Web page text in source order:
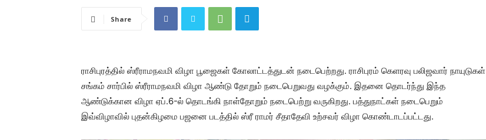
Share
ராசிபுரத்தில் ஸ்ரீராமநவமி விழா பூஜைகள் கோலாட்டத்துடன் நடைபெற்றது. ராசிபுரம் கெளரவு பலிஜவார் நாயுடுகள்
சங்கம் சார்பில் ஸ்ரீராமநவமி விழா ஆண்டு தோறும் நடைபெறுவது வழக்கும். இதனை தொடர்ந்து இந்த
ஆண்டுக்கான விழா ஏப்.6-ல் தொடங்கி நாள்தோறும் நடைபெற்று வருகிறது. பத்துநாட்கள் நடைபெறும்
இவ்விழாவில் புதன்கிழமை பஜனை படத்தில் ஸ்ரீ ராமர் சீதாதேவி உற்சவர் விழா கொண்டாடப்பட்டது.